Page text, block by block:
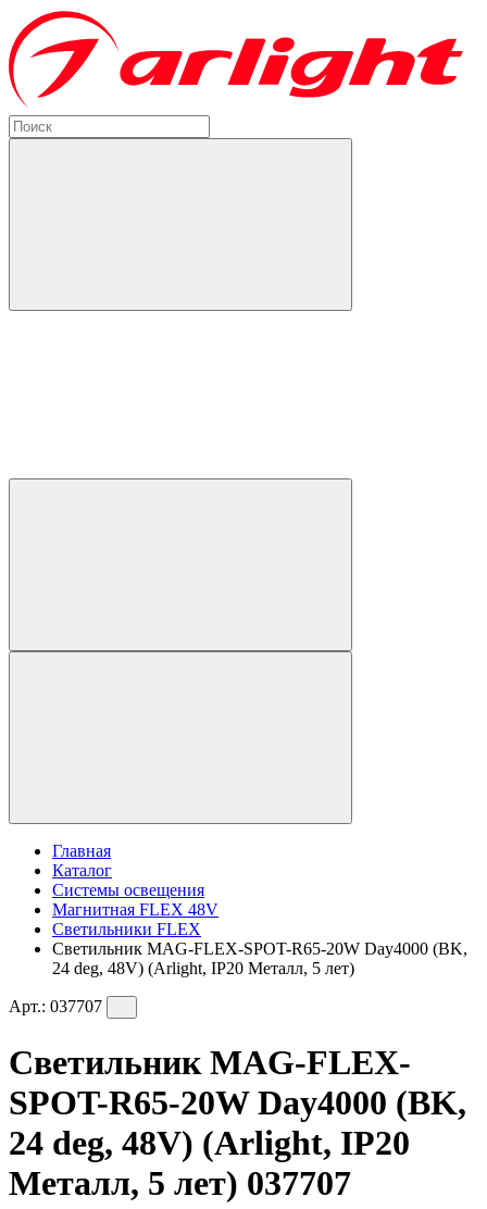
Главная
Каталог
Системы освещения
Магнитная FLEX 48V
Светильники FLEX
Светильник MAG-FLEX-SPOT-R65-20W Day4000 (BK,
24 deg, 48V) (Arlight, IP20 Металл, 5 лет)
Арт.: 037707
Светильник MAG-FLEX-
SPOT-R65-20W Day4000 (BK,
24 deg, 48V) (Arlight, IP20
Металл, 5 лет) 037707